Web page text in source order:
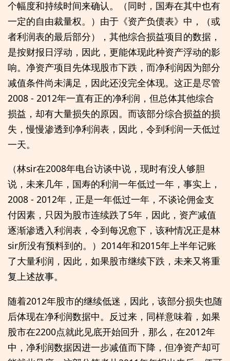
个幅度和持续时间来确认。（同时，国寿在其中也有
一定的自由裁量权。）由于《资产负债表》中，（或
者利润表的最后部分），其他综合损益项目的数据，
是按财报日浮动，因此，更能体现此种资产浮动的影
响。净资产项目先体现股市下跌，而净利润因为部分
减值条件尚未满足，因此还没完全体现。这正是尽管
2008 - 2012年一直有正的净利润，但总体其他综合
损益，却有大量损失的原因。而该部分综合损益的损
失，慢慢渗透到净利润表，因此，令到利润一天低过
一天。
（林sir在2008年电台访谈中说，现时有没人够胆
说，未来几年，国寿的利润一年低过一年，事实上，
2008 - 2012年，正是一年低过一年，不谈论佣金支
付因素，只因为股市连续跌了5年，因此，资产减值
逐渐渗透入利润表，令到每况愈下，该种情况正是林
sir所没有预料到的。）2014年和2015年上半年记账
了大量利润，因此，如果股市继续下跌，未来又将重
复上述故事。
随着2012年股市的继续低迷，因此，该部分损失也随
后体现在净利润数据中。反过来，同样意味着，如果
股市在2200点就此见底开始回升，那么，在2012年
中，净利润数据因进一步减值而下降，但净资产却可